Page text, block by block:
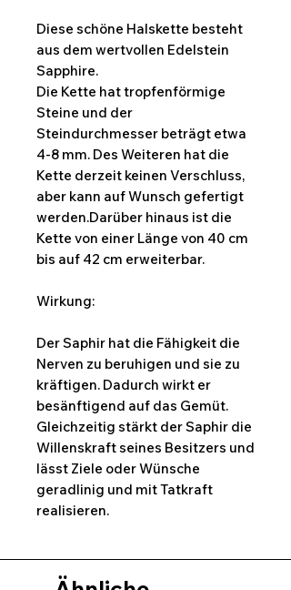
Diese schöne Halskette besteht
aus dem wertvollen Edelstein
Sapphire.
Die Kette hat tropfenförmige
Steine und der
Steindurchmesser beträgt etwa
4-8 mm. Des Weiteren hat die
Kette derzeit keinen Verschluss,
aber kann auf Wunsch gefertigt
werden.Darüber hinaus ist die
Kette von einer Länge von 40 cm
bis auf 42 cm erweiterbar.
Wirkung:
Der Saphir hat die Fähigkeit die
Nerven zu beruhigen und sie zu
kräftigen. Dadurch wirkt er
besänftigend auf das Gemüt.
Gleichzeitig stärkt der Saphir die
Willenskraft seines Besitzers und
lässt Ziele oder Wünsche
geradlinig und mit Tatkraft
realisieren.